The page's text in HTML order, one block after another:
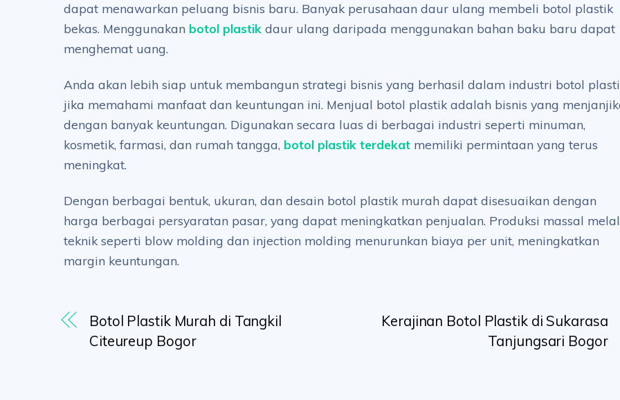
dapat menawarkan peluang bisnis baru. Banyak perusahaan daur ulang membeli botol plastik
bekas. Menggunakan botol plastik daur ulang daripada menggunakan bahan baku baru dapat
menghemat uang.
Anda akan lebih siap untuk membangun strategi bisnis yang berhasil dalam industri botol
jika memahami manfaat dan keuntungan ini. Menjual botol plastik adalah bisnis yang
dengan banyak keuntungan. Digunakan secara luas di berbagai industri seperti minuman,
kosmetik, farmasi, dan rumah tangga, botol plastik terdekat memiliki permintaan yang terus
meningkat.
Dengan berbagai bentuk, ukuran, dan desain botol plastik murah dapat disesuaikan dengan
harga berbagai persyaratan pasar, yang dapat meningkatkan penjualan. Produksi massal
teknik seperti blow molding dan injection molding menurunkan biaya per unit, meningkatkan
margin keuntungan.
Botol Plastik Murah di Tangkil
Citeureup Bogor
Kerajinan Botol Plastik di Sukarasa
Tanjungsari Bogor